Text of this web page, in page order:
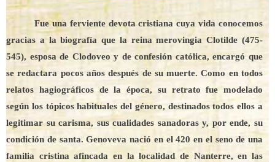
Fue una ferviente devota cristiana cuya vida conocemos
gracias a la biografía que la reina merovingia Clotilde (475-
545), esposa de Clodoveo y de confesión católica, encargó que
se redactara pocos años después de su muerte. Como en todos
relatos hagiográficos de la época, su retrato fue modelado
según los tópicos habituales del género, destinados todos ellos a
legitimar su carisma, sus cualidades sanadoras y, por ende, su
condición de santa. Genoveva nació en el 420 en el seno de una
familia cristina afincada en la localidad de Nanterre, en las